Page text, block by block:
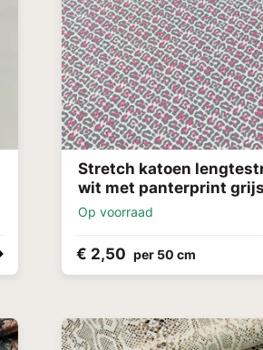
Stretch katoen
wit met panterprint
Op voorraad
€ 2,50 per 50 cm